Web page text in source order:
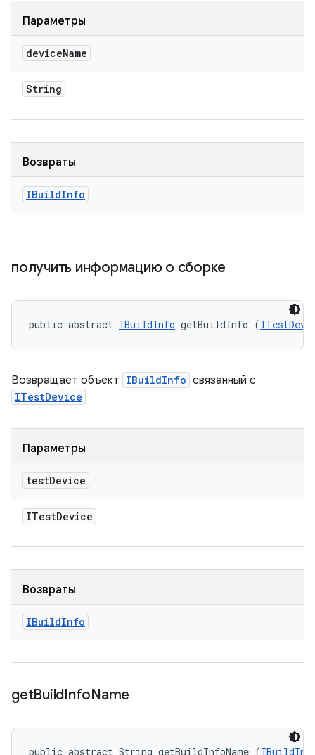
Параметры
deviceName
String
Возвраты
IBuildInfo
получить информацию о сборке
public abstract IBuildInfo getBuildInfo (
Возвращает объект IBuildInfo связанный с
ITestDevice
Параметры
testDevice
ITestDevice
Возвраты
IBuildInfo
getBuildInfoName
public abstract String getBuildInfoName (